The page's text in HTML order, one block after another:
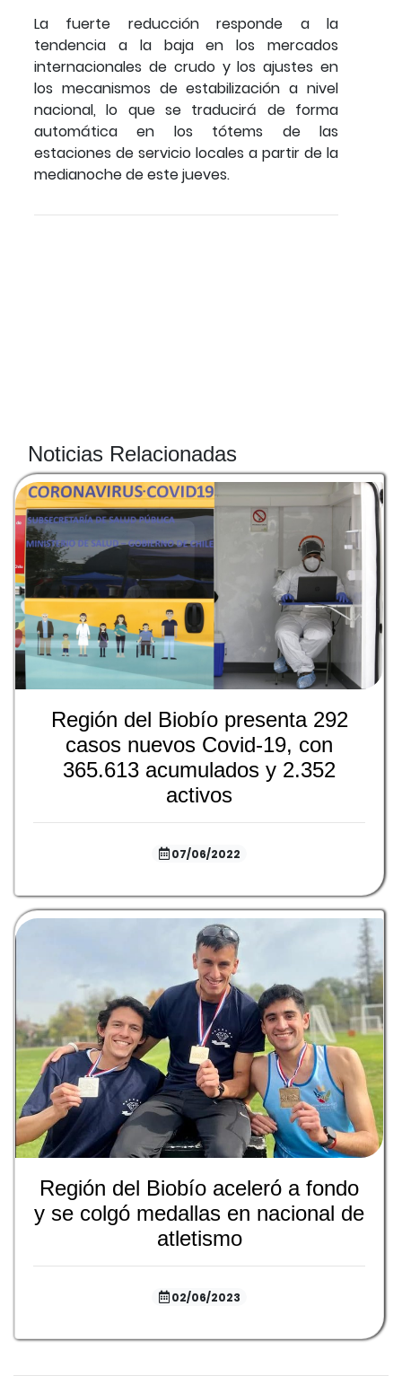
La fuerte reducción responde a la
tendencia a la baja en los mercados
internacionales de crudo y los ajustes en
los mecanismos de estabilización a nivel
nacional, lo que se traducirá de forma
automática en los tótems de las
estaciones de servicio locales a partir de la
medianoche de este jueves.
Noticias Relacionadas
Región del Biobío presenta 292
casos nuevos Covid-19, con
365.613 acumulados y 2.352
activos
07/06/2022
Región del Biobío aceleró a fondo
y se colgó medallas en nacional de
atletismo
02/06/2023